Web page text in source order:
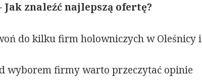
Jak znaleźć najlepszą ofertę?
do kilku firm holowniczych w Oleśnicy i
wyborem firmy warto przeczytać opinie